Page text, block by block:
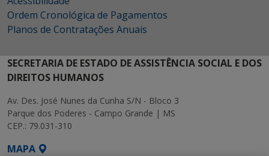
Ordem Cronológica de Pagamentos
Planos de Contratações Anuais
SECRETARIA DE ESTADO DE ASSISTÊNCIA SOCIAL E DOS
DIREITOS HUMANOS
Av. Des. José Nunes da Cunha S/N - Bloco 3
Parque dos Poderes - Campo Grande | MS
CEP.: 79.031-310
MAPA